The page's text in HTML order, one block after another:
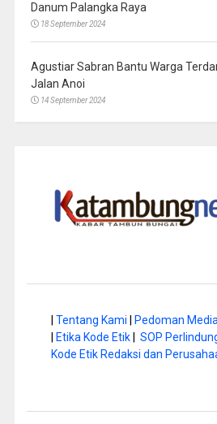
Danum Palangka Raya
18 September 2024
Agustiar Sabran Bantu Warga
Jalan Anoi
14 September 2024
Tentang Kami Pedoman
Etika Kode Etik| SOP
Kode Etik Redaksi dan